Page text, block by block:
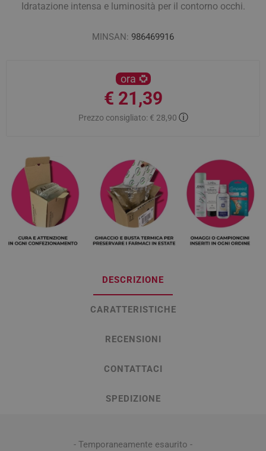
Idratazione intensa e luminosità per il contorno occhi.
MINSAN: 986469916
ora
€ 21,39
Prezzo consigliato: € 28,90 ⓘ
DESCRIZIONE
CARATTERISTICHE
RECENSIONI
CONTATTACI
SPEDIZIONE
- Temporaneamente esaurito -